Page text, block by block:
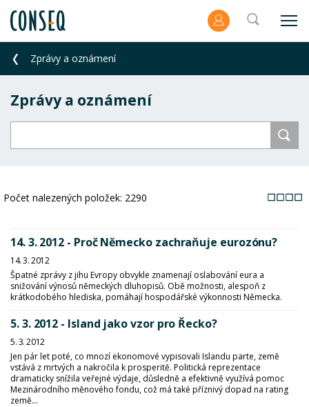
Zprávy a oznámení
Zprávy a oznámení
Počet nalezených položek: 2290
14. 3. 2012 - Proč Německo zachraňuje eurozónu?
14. 3. 2012
Špatné zprávy z jihu Evropy obvykle znamenají oslabování eura a
snižování výnosů německých dluhopisů. Obě možnosti, alespoň z
krátkodobého hlediska, pomáhají hospodářské výkonnosti Německa.
5. 3. 2012 - Island jako vzor pro Řecko?
5. 3. 2012
Jen pár let poté, co mnozí ekonomové vypisovali Islandu parte, země
vstává z mrtvých a nakročila k prosperitě. Politická reprezentace
dramaticky snížila veřejné výdaje, důsledně a efektivně využívá pomoc
Mezinárodního měnového fondu, což má také příznivý dopad na rating
země...